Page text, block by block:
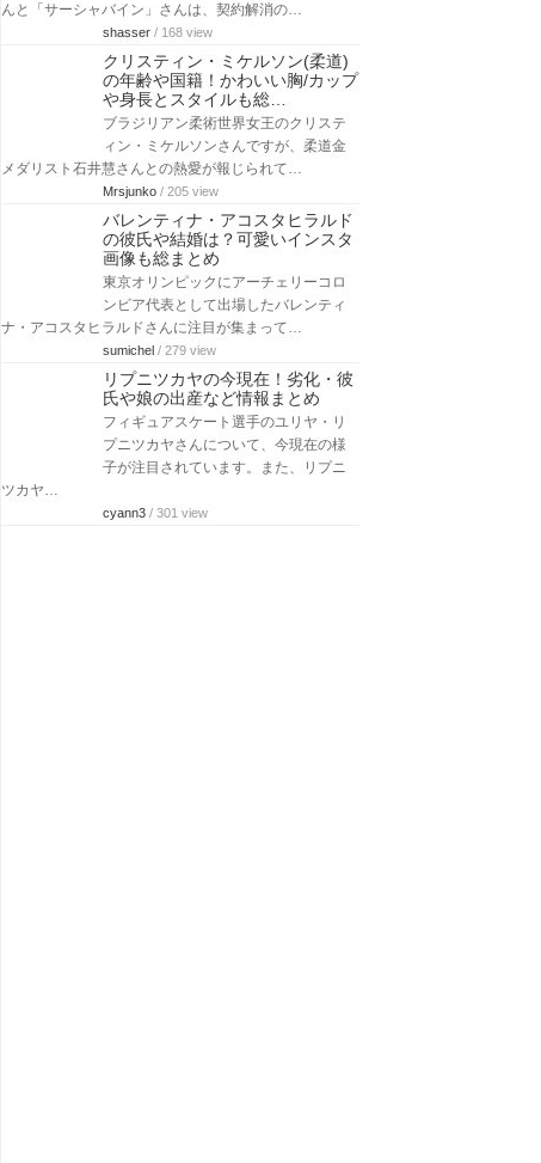
んと「サーシャバイン」さんは、契約解消の…
shasser / 168 view
クリスティン・ミケルソン(柔道)
の年齢や国籍！かわいい胸/カップ
や身長とスタイルも総…
ブラジリアン柔術世界女王のクリステ
ィン・ミケルソンさんですが、柔道金
メダリスト石井慧さんとの熱愛が報じられて…
Mrsjunko / 205 view
バレンティナ・アコスタヒラルド
の彼氏や結婚は？可愛いインスタ
画像も総まとめ
東京オリンピックにアーチェリーコロ
ンビア代表として出場したバレンティ
ナ・アコスタヒラルドさんに注目が集まって…
sumichel / 279 view
リプニツカヤの今現在！劣化・彼
氏や娘の出産など情報まとめ
フィギュアスケート選手のユリヤ・リ
プニツカヤさんについて、今現在の様
子が注目されています。また、リプニ
ツカヤ…
cyann3 / 301 view